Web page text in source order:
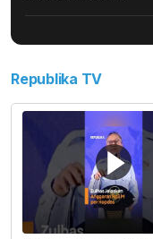
Republika TV